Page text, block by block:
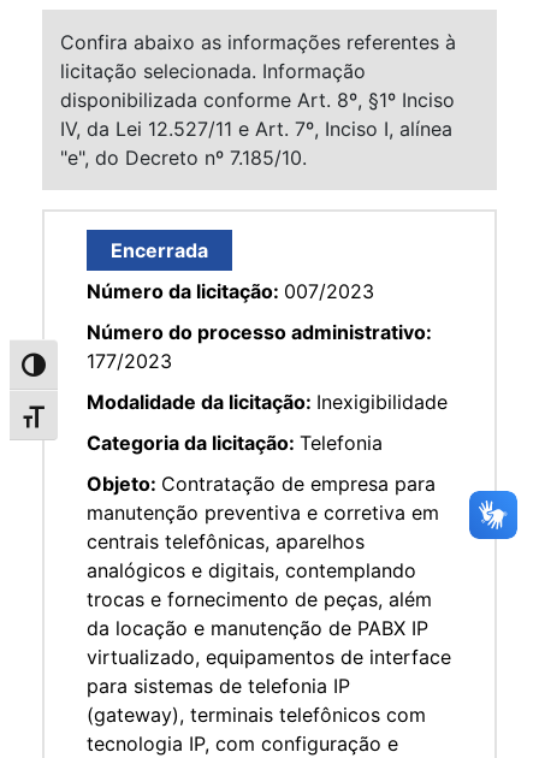
Alternar alto contraste
Alternar tamanho da fonte
Confira abaixo as informações referentes à
licitação selecionada. Informação
disponibilizada conforme Art. 8º, §1º Inciso
IV, da Lei 12.527/11 e Art. 7º, Inciso I, alínea
"e", do Decreto nº 7.185/10.
Encerrada
Número da licitação: 007/2023
Número do processo administrativo:
177/2023
Modalidade da licitação: Inexigibilidade
Categoria da licitação: Telefonia
Objeto: Contratação de empresa para
manutenção preventiva e corretiva em
centrais telefônicas, aparelhos
analógicos e digitais, contemplando
trocas e fornecimento de peças, além
da locação e manutenção de PABX IP
virtualizado, equipamentos de interface
para sistemas de telefonia IP
(gateway), terminais telefônicos com
tecnologia IP, com configuração e